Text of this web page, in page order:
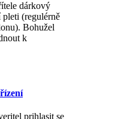
dárkový
pleti (regulérně
Bohužel
k
prihlasit se